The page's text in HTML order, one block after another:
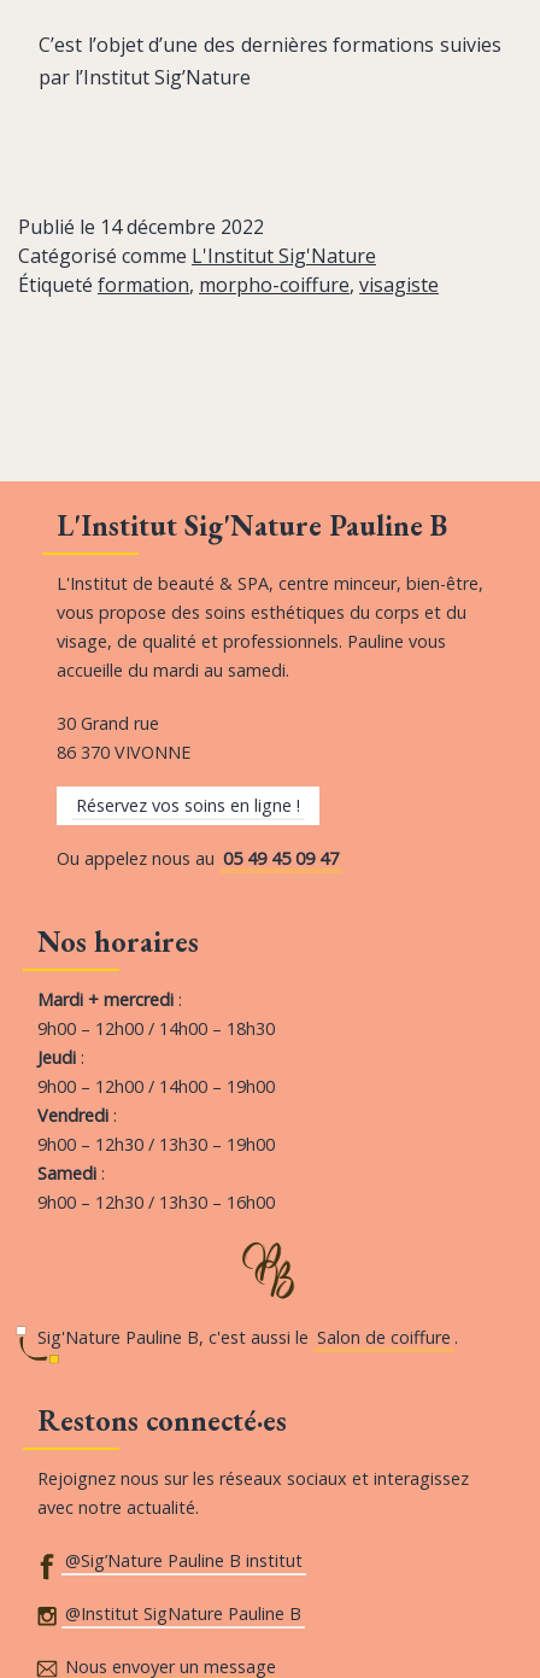
C’est l’objet d’une des dernières formations suivies
par l’Institut Sig’Nature
Publié le 14 décembre 2022
Catégorisé comme L'Institut Sig'Nature
Étiqueté formation, morpho-coiffure, visagiste
L'Institut Sig'Nature Pauline B
L'Institut de beauté & SPA, centre minceur, bien-être,
vous propose des soins esthétiques du corps et du
visage, de qualité et professionnels. Pauline vous
accueille du mardi au samedi.
30 Grand rue
86 370 VIVONNE
Réservez vos soins en ligne !
Ou appelez nous au 05 49 45 09 47
Nos horaires
Mardi + mercredi :
9h00 – 12h00 / 14h00 – 18h30
Jeudi :
9h00 – 12h00 / 14h00 – 19h00
Vendredi :
9h00 – 12h30 / 13h30 – 19h00
Samedi :
9h00 – 12h30 / 13h30 – 16h00
Sig'Nature Pauline B, c'est aussi le Salon de coiffure .
Restons connecté·es
Rejoignez nous sur les réseaux sociaux et interagissez
avec notre actualité.
@Sig’Nature Pauline B institut
@Institut SigNature Pauline B
Nous envoyer un message